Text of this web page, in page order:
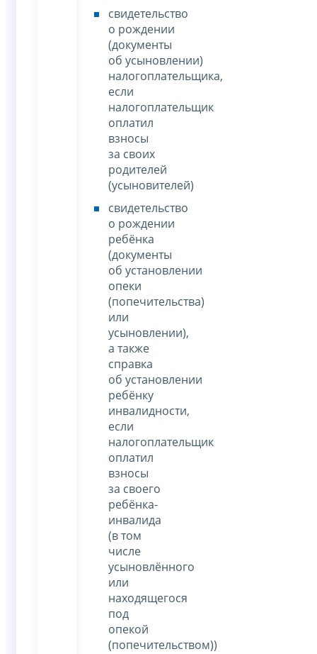
свидетельство
о рождении
(документы
об усыновлении)
налогоплательщика,
если
налогоплательщик
оплатил
взносы
за своих
родителей
(усыновителей)
свидетельство
о рождении
ребёнка
(документы
об установлении
опеки
(попечительства)
или
усыновлении),
а также
справка
об установлении
ребёнку
инвалидности,
если
налогоплательщик
оплатил
взносы
за своего
ребёнка-
инвалида
(в том
числе
усыновлённого
или
находящегося
под
опекой
(попечительством))